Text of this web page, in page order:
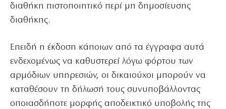
διαθήκη πιστοποιητικό περί μη δημοσίευσης
διαθήκης.
Επειδή η έκδοση κάποιων από τα έγγραφα αυτά
ενδεχομένως να καθυστερεί λόγω φόρτου των
αρμόδιων υπηρεσιών, οι δικαιούχοι μπορούν να
καταθέσουν τη δήλωσή τους συνυποβάλλοντας
οποιασδήποτε μορφής αποδεικτικό υποβολής της